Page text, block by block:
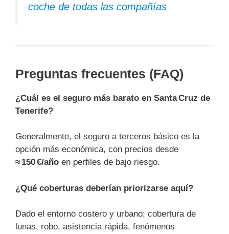
coche de todas las compañías
Preguntas frecuentes (FAQ)
¿Cuál es el seguro más barato en Santa Cruz de
Tenerife?
Generalmente, el seguro a terceros básico es la
opción más económica, con precios desde
≈ 150 €/año en perfiles de bajo riesgo.
¿Qué coberturas deberían priorizarse aquí?
Dado el entorno costero y urbano: cobertura de
lunas, robo, asistencia rápida, fenómenos